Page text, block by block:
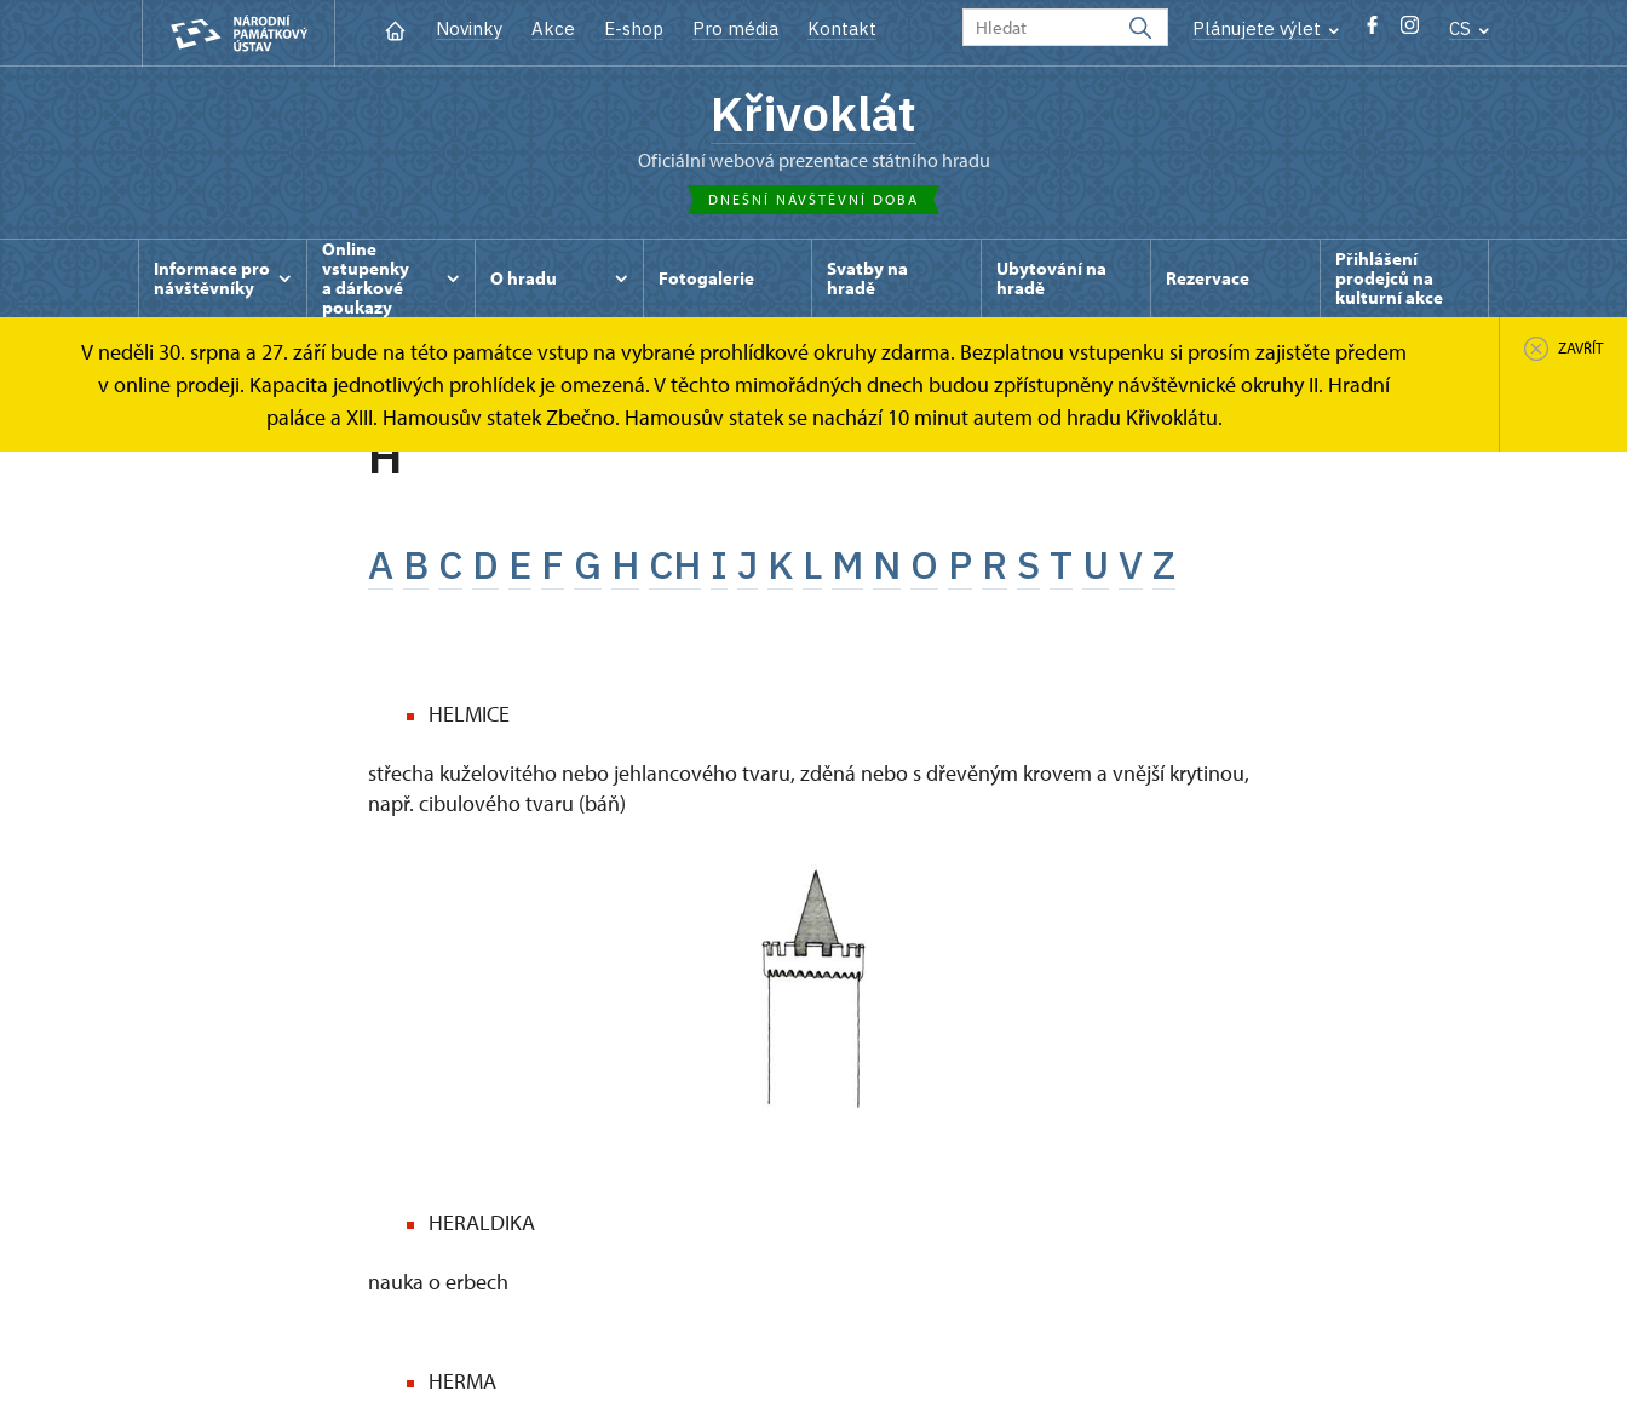
Novinky Akce E-shop Pro média Kontakt Plánujete výlet CS
Křivoklát
oficiální webová prezentace státního hradu
DNEŠNÍ NÁVŠTĚVNÍ DOBA
Informace pro
návštěvníky
Online
vstupenky
a dárkové
poukazy
O hradu Fotogalerie
Svatby na
hradě
Ubytování na
hradě
Rezervace
Přihlášení
prodejců na
kulturní akce
V neděli 30. srpna a 27. září bude na této památce vstup na vybrané prohlídkové okruhy zdarma. Bezplatnou vstupenku si prosím zajistěte předem
v online prodeji. Kapacita jednotlivých prohlídek je omezená. V těchto mimořádných dnech budou zpřístupněny návštěvnické okruhy II. Hradní
paláce a XIII. Hamousův statek Zbečno. Hamousův statek se nachází 10 minut autem od hradu Křivoklátu.
ZAVŘÍT
H
A B C D E F G H CH I J K L M N O P R S T U V Z
HELMICE
střecha kuželovitého nebo jehlancového tvaru, zděná nebo s dřevěným krovem a vnější krytinou,
např. cibulového tvaru (báň)
HERALDIKA
nauka o erbech
HERMA